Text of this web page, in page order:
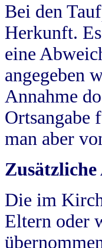
Bei den
Herkunft.
eine
angegeben
Annahme
Ortsangabe
man aber
Die im
Eltern oder